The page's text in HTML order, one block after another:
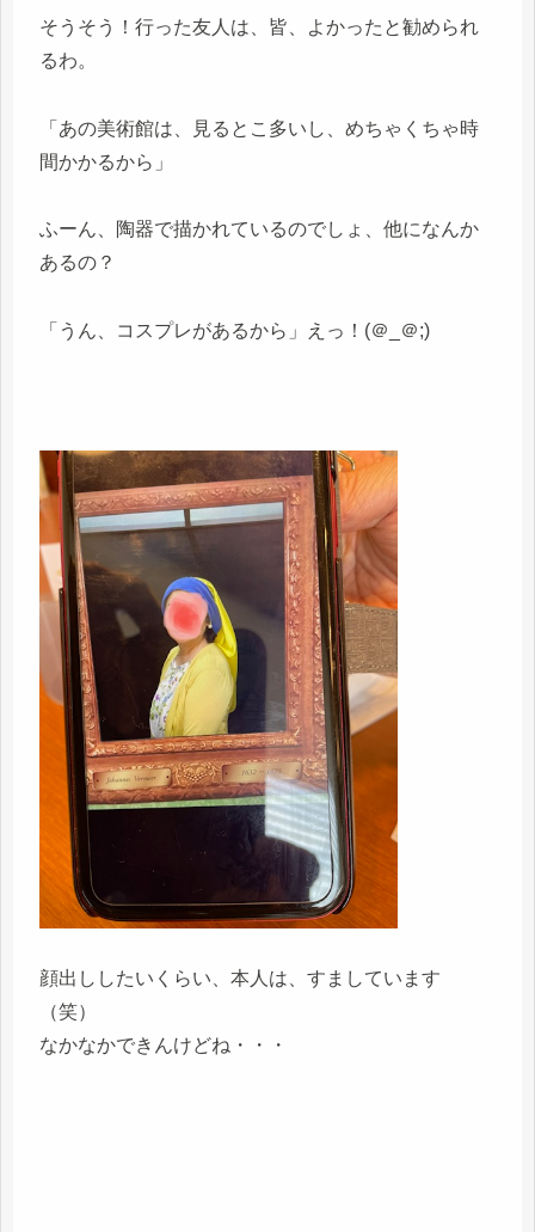
そうそう！行った友人は、皆、よかったと勧められ
るわ。
「あの美術館は、見るとこ多いし、めちゃくちゃ時
間かかるから」
ふーん、陶器で描かれているのでしょ、他になんか
あるの？
「うん、コスプレがあるから」えっ！(＠_＠;)
顔出ししたいくらい、本人は、すましています
（笑）
なかなかできんけどね・・・